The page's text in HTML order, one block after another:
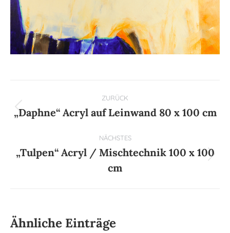
Kommentarnavigation
ZURÜCK
Vorheriger
„Daphne“ Acryl auf Leinwand 80 x 100 cm
NÄCHSTES
Nächster
Beitrag:
„Tulpen“ Acryl / Mischtechnik 100 x 100
cm
Ähnliche Einträge